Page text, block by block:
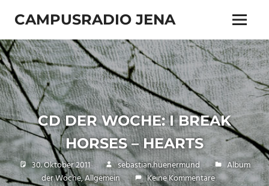
Inhalt
springen
CAMPUSRADIO JENA
103.4
MHz
Menü
CD DER WOCHE: I BREAK
HORSES – HEARTS
30. Oktober 2011 sebastian.huenermund
Album
der Woche,Allgemein Keine Kommentare